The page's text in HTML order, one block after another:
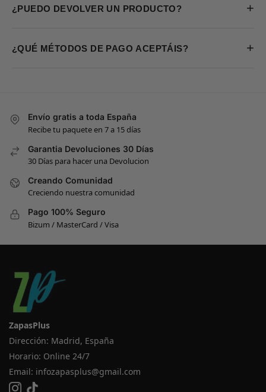
¿PUEDO DEVOLVER UN PRODUCTO? +
¿QUÉ MÉTODOS DE PAGO ACEPTÁIS? +
Envío gratis a toda España
Recibe tu paquete en 7 a 15 días
Garantia Devoluciones 30 Días
30 Días para hacer una Devolucion
Creando Comunidad
Creciendo nuestra comunidad
Pago 100% Seguro
Bizum / MasterCard / Visa
ZapasPlus
Dirección: Madrid, España
Horario: Online 24/7
Email: infozapasplus@gmail.com